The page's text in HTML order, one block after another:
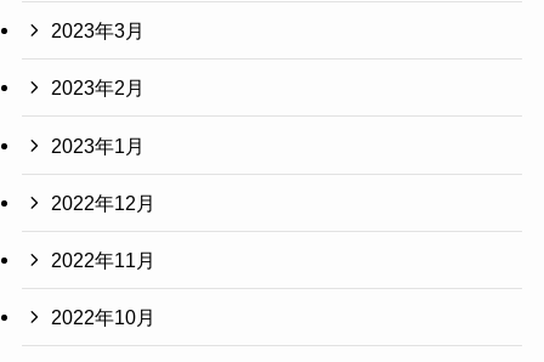
2023年3月
2023年2月
2023年1月
2022年12月
2022年11月
2022年10月